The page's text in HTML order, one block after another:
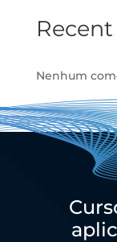
Nenhum